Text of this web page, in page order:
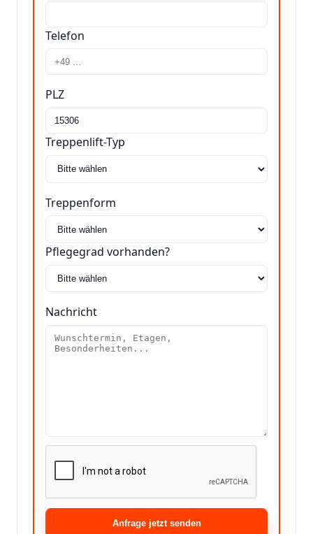
Telefon
PLZ
Treppenlift-Typ
Treppenform
Pflegegrad vorhanden?
Nachricht
Anfrage jetzt senden